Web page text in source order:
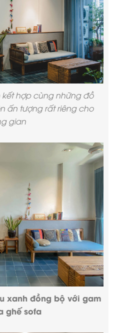
hợp cùng những đồ
ấn tượng rất riêng cho
gian
xanh đồng bộ với gam
ghế sofa